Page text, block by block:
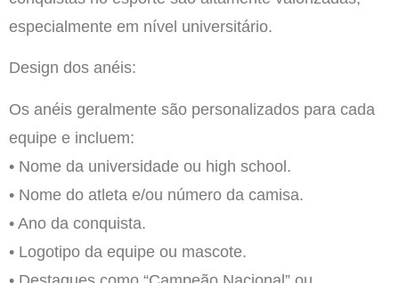
especialmente em nível universitário.
Design dos anéis:
Os anéis geralmente são personalizados para cada
equipe e incluem:
• Nome da universidade ou high school.
• Nome do atleta e/ou número da camisa.
• Ano da conquista.
• Logotipo da equipe ou mascote.